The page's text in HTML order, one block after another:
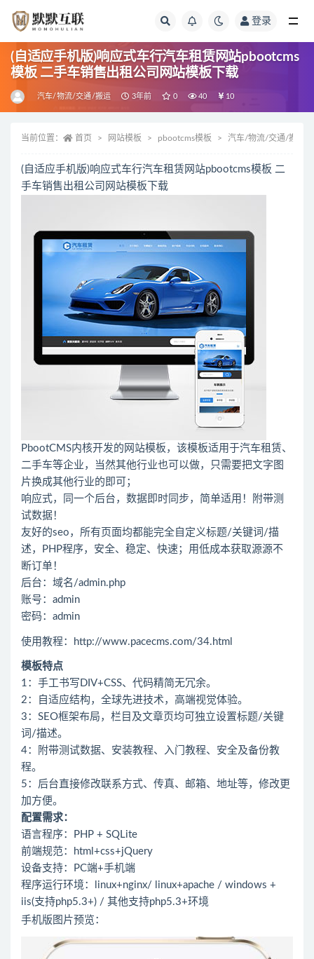
登录
(自适应手机版)响应式车行汽车租赁网站pbootcms
模板 二手车销售出租公司网站模板下载
汽车/物流/交通/搬运 3年前 0 40 10
当前位置： 首页 网站模板 pbootcms模板 汽车/物流/交通/搬运
(自适应手机版)响应式车行汽车租赁网站pbootcms模板 二
手车销售出租公司网站模板下载
PbootCMS内核开发的网站模板，该模板适用于汽车租赁、
二手车等企业，当然其他行业也可以做，只需要把文字图
片换成其他行业的即可；
响应式，同一个后台，数据即时同步，简单适用！附带测
试数据！
友好的seo，所有页面均都能完全自定义标题/关键词/描
述，PHP程序，安全、稳定、快速；用低成本获取源源不
断订单！
后台：域名/admin.php
账号：admin
密码：admin
使用教程：http://www.pacecms.com/34.html
模板特点
1：手工书写DIV+CSS、代码精简无冗余。
2：自适应结构，全球先进技术，高端视觉体验。
3：SEO框架布局，栏目及文章页均可独立设置标题/关键
词/描述。
4：附带测试数据、安装教程、入门教程、安全及备份教
程。
5：后台直接修改联系方式、传真、邮箱、地址等，修改更
加方便。
配置需求：
语言程序：PHP + SQLite
前端规范：html+css+jQuery
设备支持：PC端+手机端
程序运行环境：linux+nginx/ linux+apache / windows +
iis(支持php5.3+) / 其他支持php5.3+环境
手机版图片预览：